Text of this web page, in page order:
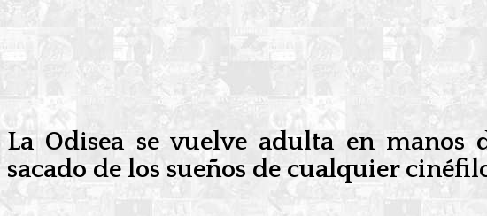
La Odisea se vuelve adulta en
sacado de los sueños de cualquier